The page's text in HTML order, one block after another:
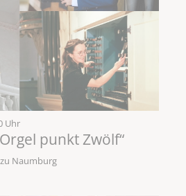
Uhr
punkt Zwölf“
Naumburg